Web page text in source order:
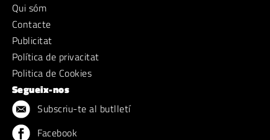
Qui sóm
Contacte
Publicitat
Política de privacitat
Politica de Cookies
Segueix-nos
Subscriu-te al butlletí
Facebook